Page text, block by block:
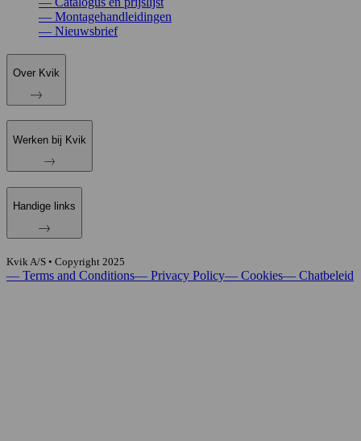
— Montagehandleidingen
— Nieuwsbrief
Over Kvik
Werken bij Kvik
Handige links
Kvik A/S • Copyright 2025
— Terms and Conditions— Privacy Policy— Cookies— Chatbeleid